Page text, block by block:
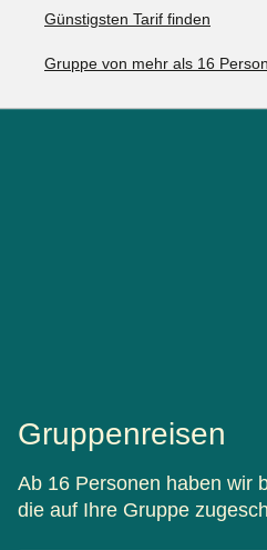
Günstigsten Tarif finden
Gruppe von mehr als 16
Gruppenreisen
Ab 16 Personen haben wir
die auf Ihre Gruppe